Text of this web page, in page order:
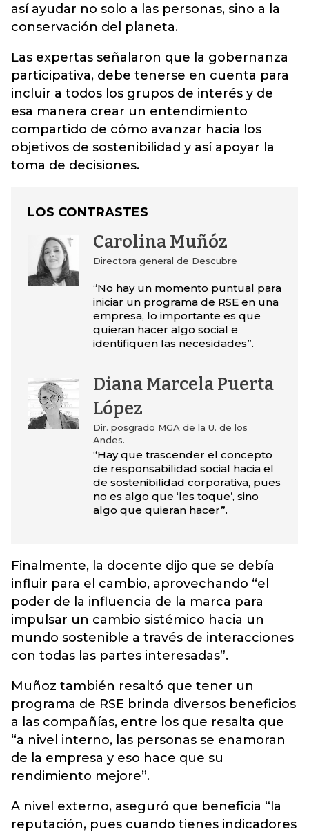
así ayudar no solo a las personas, sino a la
conservación del planeta.
Las expertas señalaron que la gobernanza
participativa, debe tenerse en cuenta para
incluir a todos los grupos de interés y de
esa manera crear un entendimiento
compartido de cómo avanzar hacia los
objetivos de sostenibilidad y así apoyar la
toma de decisiones.
LOS CONTRASTES
Carolina Muñóz
Directora general de Descubre
“No hay un momento puntual para
iniciar un programa de RSE en una
empresa, lo importante es que
quieran hacer algo social e
identifiquen las necesidades”.
Diana Marcela Puerta
López
Dir. posgrado MGA de la U. de los
Andes.
“Hay que trascender el concepto
de responsabilidad social hacia el
de sostenibilidad corporativa, pues
no es algo que ‘les toque’, sino
algo que quieran hacer”.
Finalmente, la docente dijo que se debía
influir para el cambio, aprovechando “el
poder de la influencia de la marca para
impulsar un cambio sistémico hacia un
mundo sostenible a través de interacciones
con todas las partes interesadas”.
Muñoz también resaltó que tener un
programa de RSE brinda diversos beneficios
a las compañías, entre los que resalta que
“a nivel interno, las personas se enamoran
de la empresa y eso hace que su
rendimiento mejore”.
A nivel externo, aseguró que beneficia “la
reputación, pues cuando tienes indicadores